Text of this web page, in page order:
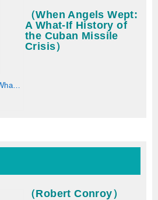
When Angels Wept: A What-If History of the Cuban Missile Crisis (English Edition)
（When Angels Wept:
A What-If History of
the Cuban Missile
Crisis）
（Robert Conroy）